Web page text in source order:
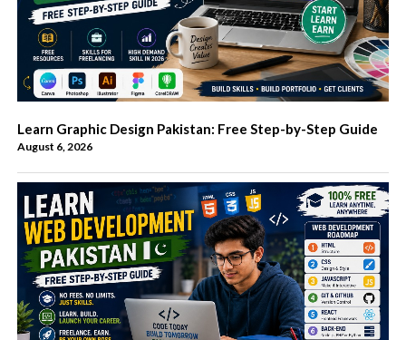
Learn Graphic Design Pakistan: Free Step-by-Step Guide
August 6, 2026